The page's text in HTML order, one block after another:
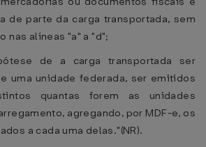
de parte da carga transportada, sem
nas alíneas "a" a "d";
de a carga transportada ser
uma unidade federada, ser emitidos
quantas forem as unidades
agregando, por MDF-e, os
a cada uma delas."(NR).